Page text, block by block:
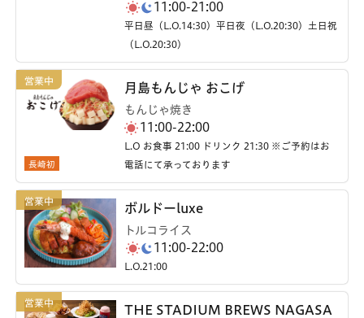
11:00-21:00
平日昼（L.O.14:30）平日夜（L.O.20:30）土日祝
（L.O.20:30）
長崎初
月島もんじゃ おこげ
もんじゃ焼き
11:00-22:00
L.O お食事 21:00 ドリンク 21:30 ※ご予約はお
電話にて承っております
ボルドーluxe
トルコライス
11:00-22:00
L.O.21:00
THE STADIUM BREWS NAGASA